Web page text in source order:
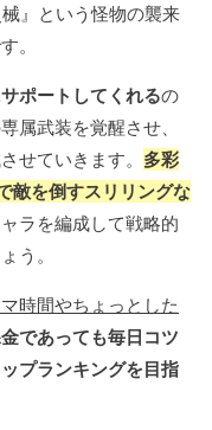
』という怪物の襲来
。
ポートしてくれるの
属武装を覚醒させ、
せていきます。 多彩
敵を倒すスリリングな
ラを編成して戦略的
う。
時間やちょっとした
であっても毎日コツ
プランキングを目指